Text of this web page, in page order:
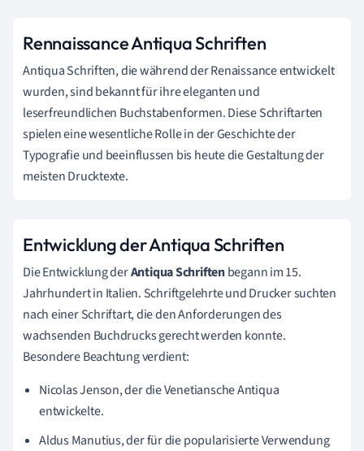
Rennaissance Antiqua Schriften
Antiqua Schriften, die während der Renaissance entwickelt
wurden, sind bekannt für ihre eleganten und
leserfreundlichen Buchstabenformen. Diese Schriftarten
spielen eine wesentliche Rolle in der Geschichte der
Typografie und beeinflussen bis heute die Gestaltung der
meisten Drucktexte.
Entwicklung der Antiqua Schriften
Die Entwicklung derAntiqua Schriftenbegann im 15.
Jahrhundert in Italien. Schriftgelehrte und Drucker suchten
nach einer Schriftart, die den Anforderungen des
wachsenden Buchdrucks gerecht werden konnte.
Besondere Beachtung verdient:
Nicolas Jenson, der die Venetiansche Antiqua
entwickelte.
Aldus Manutius, der für die popularisierte Verwendung